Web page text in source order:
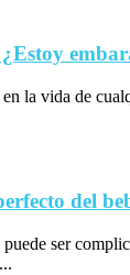
la vida de
del
ser